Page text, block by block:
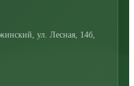
ул. Лесная, 14б,